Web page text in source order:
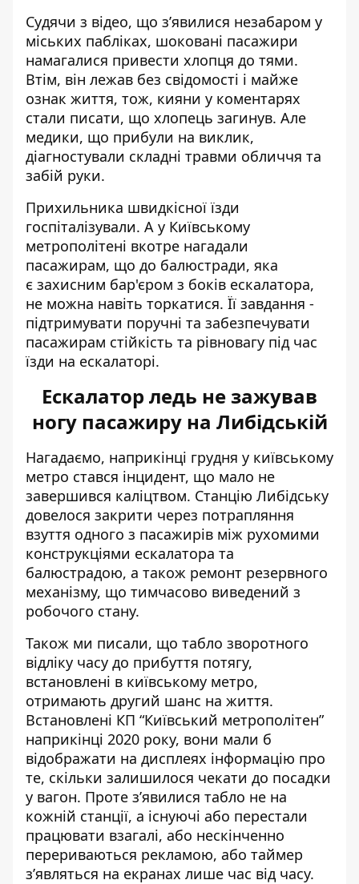
Судячи з відео, що з’явилися незабаром у
міських пабліках, шоковані пасажири
намагалися привести хлопця до тями.
Втім, він лежав без свідомості і майже
ознак життя, тож, кияни у коментарях
стали писати, що хлопець загинув. Але
медики, що прибули на виклик,
діагностували складні травми обличчя та
забій руки.
Прихильника швидкісної їзди
госпіталізували. А у Київському
метрополітені вкотре нагадали
пасажирам, що до балюстради, яка
є захисним бар'єром з боків ескалатора,
не можна навіть торкатися. Її завдання -
підтримувати поручні та забезпечувати
пасажирам стійкість та рівновагу під час
їзди на ескалаторі.
Ескалатор ледь не зажував
ногу пасажиру на Либідській
Нагадаємо, наприкінці грудня у київському
метро стався інцидент, що мало не
завершився каліцтвом. Станцію Либідську
довелося закрити через потрапляння
взуття одного з пасажирів між рухомими
конструкціями ескалатора та
балюстрадою, а також ремонт резервного
механізму, що тимчасово виведений з
робочого стану.
Також ми писали, що табло зворотного
відліку часу до прибуття потягу,
встановлені в київському метро,
отримають другий шанс на життя.
Встановлені КП “Київський метрополітен”
наприкінці 2020 року, вони мали б
відображати на дисплеях інформацію про
те, скільки залишилося чекати до посадки
у вагон. Проте з’явилися табло не на
кожній станції, а існуючі або перестали
працювати взагалі, або нескінченно
перериваються рекламою, або таймер
з’являться на екранах лише час від часу.